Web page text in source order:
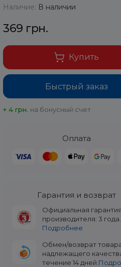
Наличие: В наличии
369 грн.
Быстрый заказ
Купить
+ 4 грн. на бонусный счет
Оплата
Гарантия и возврат
Официальная
производителя: 3 года.
Подробнее
Обмен/возврат
надлежащего
течение 14 дней.